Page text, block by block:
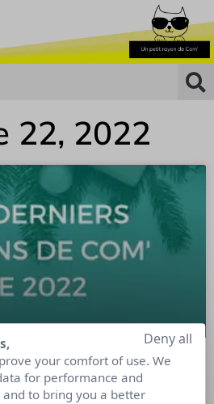
22, 2022
rayons de
your comfort of use. We
for performance and
to bring you a better
Deny all